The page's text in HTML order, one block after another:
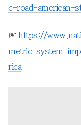
c-road-american-
☞ https://
metric-system-
rica